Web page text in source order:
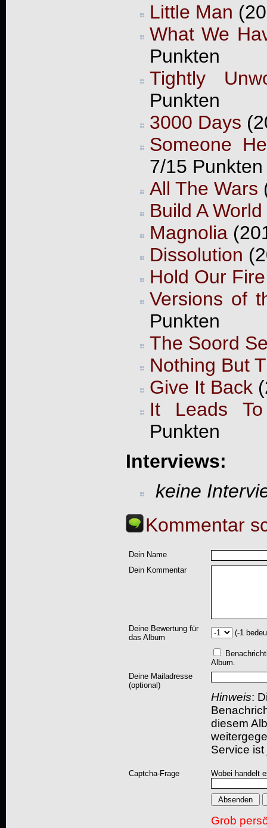
Little Man
What We
Punkten
Tightly
Punkten
3000 Days
Someone
7/15 Punkten
All The Wars
Build A
Magnolia
Dissolution
Hold Our Fire
Versions of
Punkten
The Soord
Nothing But
Give It Back
It Leads
Punkten
Interviews:
keine
Kommentar
Dein Name
Dein Kommentar
Deine Bewertung für
das Album
(-1
Album.
Deine Mailadresse
(optional)
Hinweis:
diesem
Service
Captcha-Frage Wobei handelt
Grob